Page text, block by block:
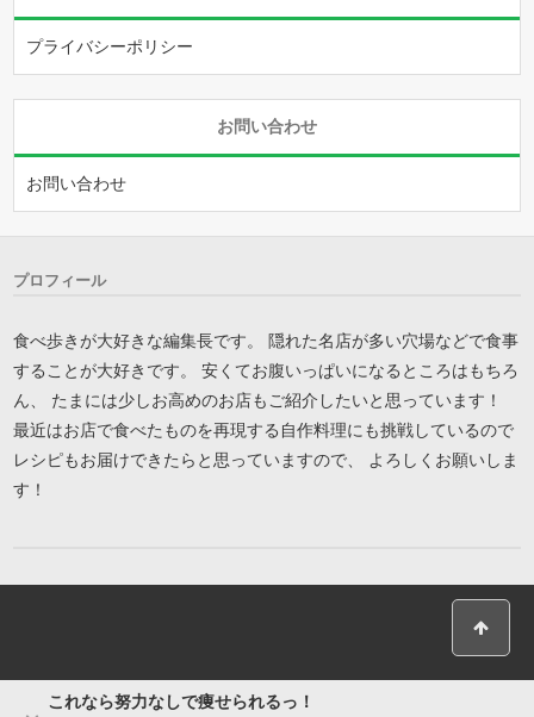
プライバシーポリシー
お問い合わせ
お問い合わせ
プロフィール
食べ歩きが大好きな編集長です。 隠れた名店が多い穴場などで食事
することが大好きです。 安くてお腹いっぱいになるところはもちろ
ん、 たまには少しお高めのお店もご紹介したいと思っています！
最近はお店で食べたものを再現する自作料理にも挑戦しているので
レシピもお届けできたらと思っていますので、 よろしくお願いしま
す！
これなら努力なしで痩せられるっ！